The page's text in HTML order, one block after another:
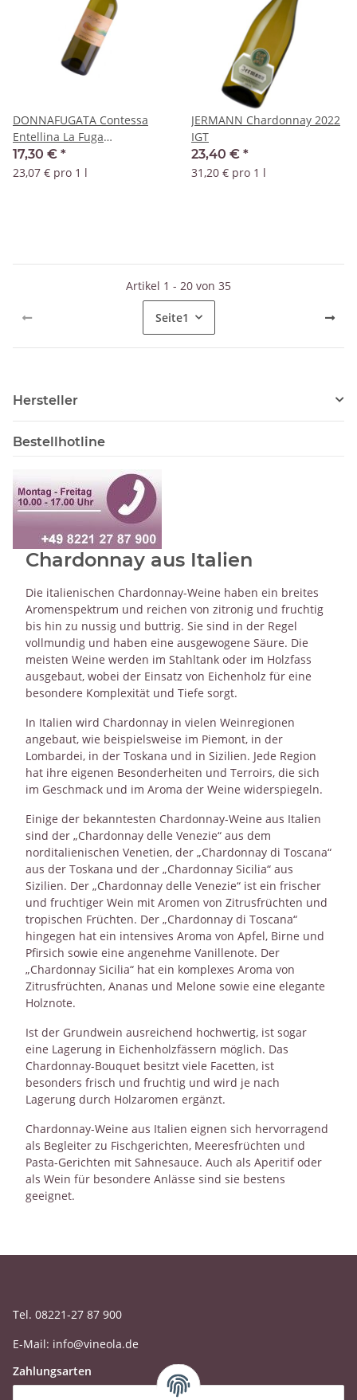
DONNAFUGATA Contessa
Entellina La Fuga
Chardonnay 2022 DOC
17,30 € *
23,07 € pro 1 l
JERMANN Chardonnay 2022
IGT
23,40 € *
31,20 € pro 1 l
Artikel 1 - 20 von 35
Seite1
Hersteller
Bestellhotline
Chardonnay aus Italien
Die italienischen Chardonnay-Weine haben ein breites
Aromenspektrum und reichen von zitronig und fruchtig
bis hin zu nussig und buttrig. Sie sind in der Regel
vollmundig und haben eine ausgewogene Säure. Die
meisten Weine werden im Stahltank oder im Holzfass
ausgebaut, wobei der Einsatz von Eichenholz für eine
besondere Komplexität und Tiefe sorgt.
In Italien wird Chardonnay in vielen Weinregionen
angebaut, wie beispielsweise im Piemont, in der
Lombardei, in der Toskana und in Sizilien. Jede Region
hat ihre eigenen Besonderheiten und Terroirs, die sich
im Geschmack und im Aroma der Weine widerspiegeln.
Einige der bekanntesten Chardonnay-Weine aus Italien
sind der „Chardonnay delle Venezie“ aus dem
norditalienischen Venetien, der „Chardonnay di Toscana“
aus der Toskana und der „Chardonnay Sicilia“ aus
Sizilien. Der „Chardonnay delle Venezie“ ist ein frischer
und fruchtiger Wein mit Aromen von Zitrusfrüchten und
tropischen Früchten. Der „Chardonnay di Toscana“
hingegen hat ein intensives Aroma von Apfel, Birne und
Pfirsich sowie eine angenehme Vanillenote. Der
„Chardonnay Sicilia“ hat ein komplexes Aroma von
Zitrusfrüchten, Ananas und Melone sowie eine elegante
Holznote.
Ist der Grundwein ausreichend hochwertig, ist sogar
eine Lagerung in Eichenholzfässern möglich. Das
Chardonnay-Bouquet besitzt viele Facetten, ist
besonders frisch und fruchtig und wird je nach
Lagerung durch Holzaromen ergänzt.
Chardonnay-Weine aus Italien eignen sich hervorragend
als Begleiter zu Fischgerichten, Meeresfrüchten und
Pasta-Gerichten mit Sahnesauce. Auch als Aperitif oder
als Wein für besondere Anlässe sind sie bestens
geeignet.
Tel. 08221-27 87 900
E-Mail: info@vineola.de
Zahlungsarten